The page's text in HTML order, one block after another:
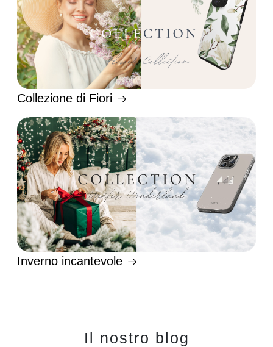
Collezione di Fiori
Inverno incantevole
Il nostro blog